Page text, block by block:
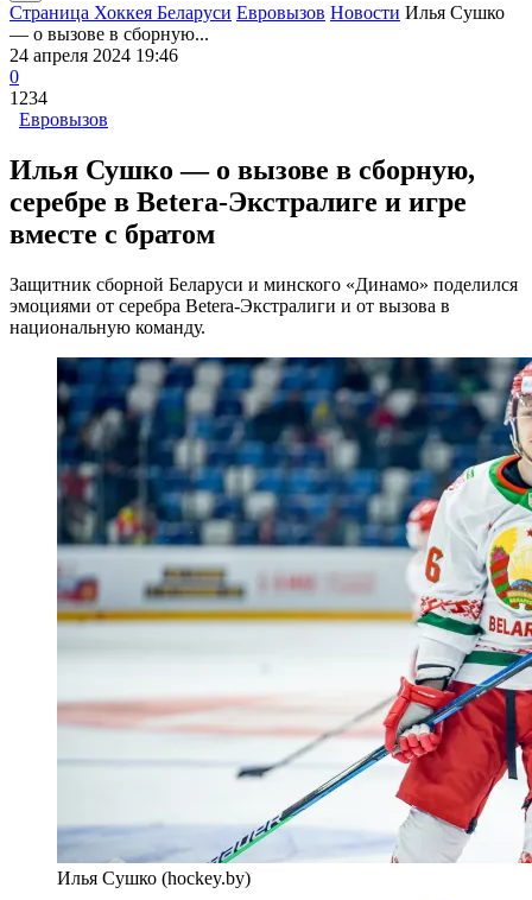
Страница Хоккея Беларуси Евровызов Новости Илья Сушко
— о вызове в сборную...
24 апреля 2024 19:46
0
1234
Евровызов
Илья Сушко — о вызове в сборную,
серебре в Betera-Экстралиге и игре
вместе с братом
Защитник сборной Беларуси и минского «Динамо» поделился
эмоциями от серебра Betera-Экстралиги и от вызова в
национальную команду.
Илья Сушко (hockey.by)